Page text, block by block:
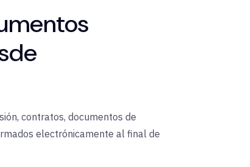
contratos, documentos de
electrónicamente al final de